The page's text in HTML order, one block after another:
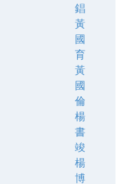
錩
黃
國
育
黃
國
倫
楊
書
竣
楊
博